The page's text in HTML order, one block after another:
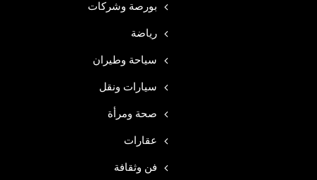
بورصة وشركات
رياضة
سياحة وطيران
سيارات ونقل
صحة ومرأة
عقارات
فن وثقافة